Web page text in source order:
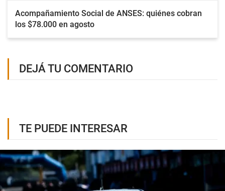
Acompañamiento Social de ANSES: quiénes cobran
los $78.000 en agosto
DEJÁ TU COMENTARIO
TE PUEDE INTERESAR